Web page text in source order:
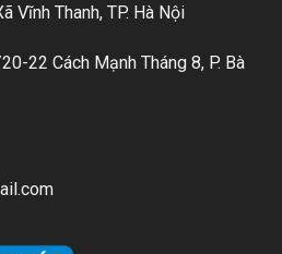
Vĩnh Thanh, TP. Hà Nội
22 Cách Mạnh Tháng 8, P. Bà